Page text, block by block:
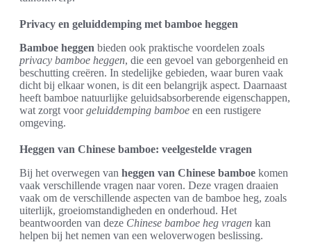
Privacy en geluiddemping met bamboe heggen
Bamboe heggen bieden ook praktische voordelen zoals
privacy bamboe heggen, die een gevoel van geborgenheid en
beschutting creëren. In stedelijke gebieden, waar buren vaak
dicht bij elkaar wonen, is dit een belangrijk aspect. Daarnaast
heeft bamboe natuurlijke geluidsabsorberende eigenschappen,
wat zorgt voorgeluiddemping bamboe en een rustigere
omgeving.
Heggen van Chinese bamboe: veelgestelde vragen
Bij het overwegen van heggen van Chinese bamboe komen
vaak verschillende vragen naar voren. Deze vragen draaien
vaak om de verschillende aspecten van de bamboe heg, zoals
uiterlijk, groeiomstandigheden en onderhoud. Het
beantwoorden van deze Chinese bamboe heg vragen kan
helpen bij het nemen van een weloverwogen beslissing.